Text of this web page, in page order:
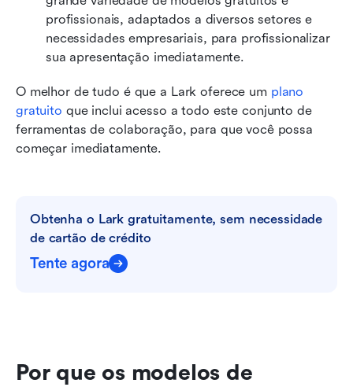
profissionais, adaptados a diversos setores e
necessidades empresariais, para profissionalizar
sua apresentação imediatamente.
O melhor de tudo é que a Lark oferece um plano
gratuito que inclui acesso a todo este conjunto de
ferramentas de colaboração, para que você possa
começar imediatamente.
Obtenha o Lark gratuitamente, sem necessidade
de cartão de crédito
Tente agora
Por que os modelos de